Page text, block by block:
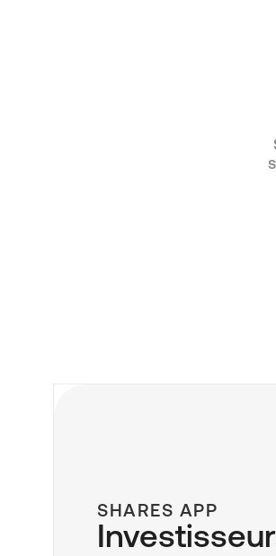
SHARES APP